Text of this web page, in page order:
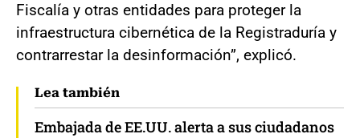
Fiscalía y otras entidades para proteger la
infraestructura cibernética de la Registraduría y
contrarrestar la desinformación”, explicó.
Lea también
Embajada de EE.UU. alerta a sus ciudadanos